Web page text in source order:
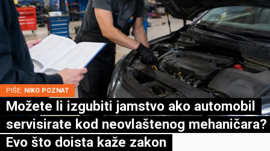
PIŠE: NIKO POZNAT
Možete li izgubiti jamstvo ako automobil
servisirate kod neovlaštenog mehaničara?
Evo što doista kaže zakon